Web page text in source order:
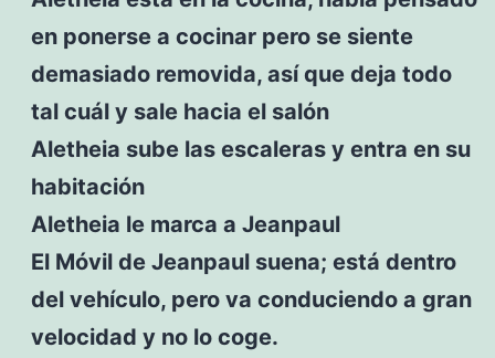
en ponerse a cocinar pero se siente
demasiado removida, así que deja todo
tal cuál y sale hacia el salón
Aletheia sube las escaleras y entra en su
habitación
Aletheia le marca a Jeanpaul
El Móvil de Jeanpaul suena; está dentro
del vehículo, pero va conduciendo a gran
velocidad y no lo coge.